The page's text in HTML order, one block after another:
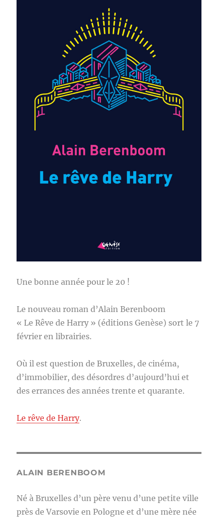
Une bonne année pour le 20 !
Le nouveau roman d’Alain Berenboom
« Le Rêve de Harry » (éditions Genèse) sort le 7
février en librairies.
Où il est question de Bruxelles, de cinéma,
d’immobilier, des désordres d’aujourd’hui et
des errances des années trente et quarante.
Le rêve de Harry.
ALAIN BERENBOOM
Né à Bruxelles d’un père venu d’une petite ville
près de Varsovie en Pologne et d’une mère née